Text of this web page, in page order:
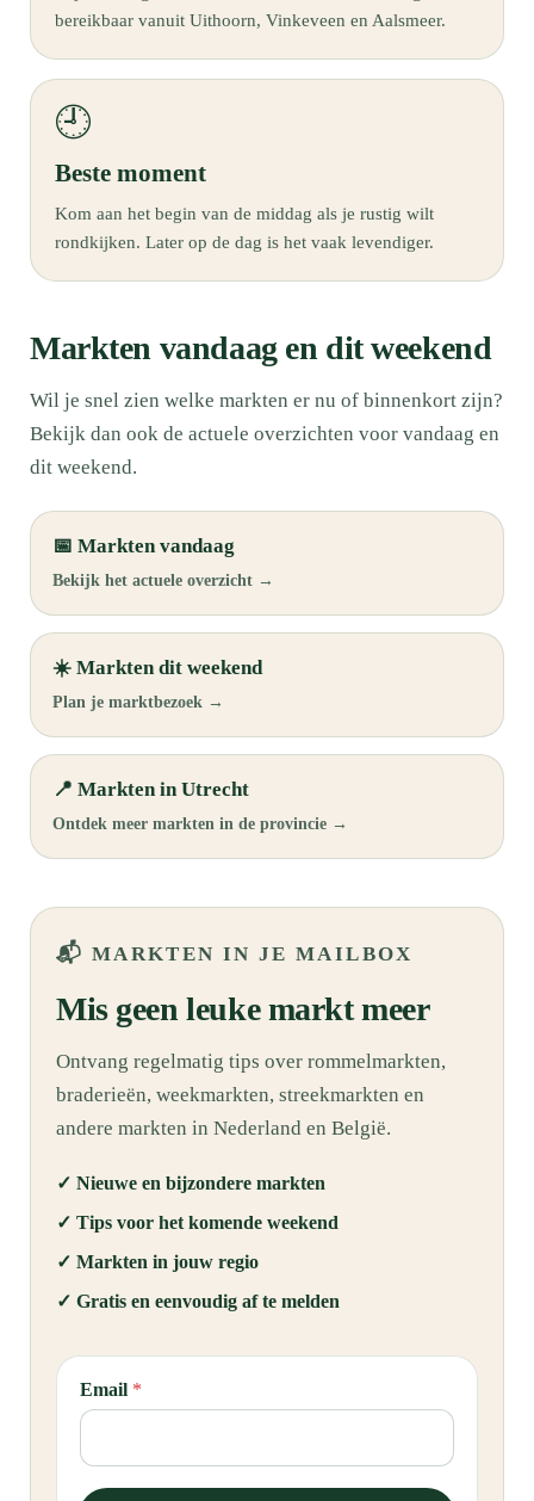
bereikbaar vanuit Uithoorn, Vinkeveen en Aalsmeer.
🕘
Beste moment
Kom aan het begin van de middag als je rustig wilt
rondkijken. Later op de dag is het vaak levendiger.
Markten vandaag en dit weekend
Wil je snel zien welke markten er nu of binnenkort zijn?
Bekijk dan ook de actuele overzichten voor vandaag en
dit weekend.
📅 Markten vandaag
Bekijk het actuele overzicht →
☀️ Markten dit weekend
Plan je marktbezoek →
📍 Markten in Utrecht
Ontdek meer markten in de provincie →
📬 MARKTEN IN JE MAILBOX
Mis geen leuke markt meer
Ontvang regelmatig tips over rommelmarkten,
braderieën, weekmarkten, streekmarkten en
andere markten in Nederland en België.
✓ Nieuwe en bijzondere markten
✓ Tips voor het komende weekend
✓ Markten in jouw regio
✓ Gratis en eenvoudig af te melden
E
m
i
Email *